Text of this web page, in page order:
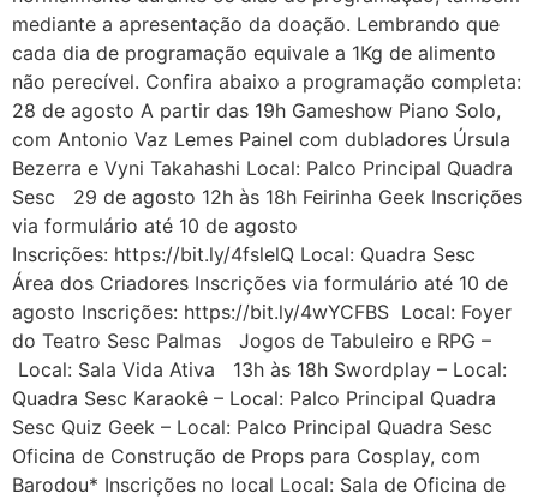
mediante a apresentação da doação. Lembrando que
cada dia de programação equivale a 1Kg de alimento
não perecível. Confira abaixo a programação completa:
28 de agosto A partir das 19h Gameshow Piano Solo,
com Antonio Vaz Lemes Painel com dubladores Úrsula
Bezerra e Vyni Takahashi Local: Palco Principal Quadra
Sesc 29 de agosto 12h às 18h Feirinha Geek Inscrições
via formulário até 10 de agosto
Inscrições: https://bit.ly/4fslelQ Local: Quadra Sesc
Área dos Criadores Inscrições via formulário até 10 de
agosto Inscrições: https://bit.ly/4wYCFBS Local: Foyer
do Teatro Sesc Palmas Jogos de Tabuleiro e RPG –
Local: Sala Vida Ativa 13h às 18h Swordplay – Local:
Quadra Sesc Karaokê – Local: Palco Principal Quadra
Sesc Quiz Geek – Local: Palco Principal Quadra Sesc
Oficina de Construção de Props para Cosplay, com
Barodou* Inscrições no local Local: Sala de Oficina de